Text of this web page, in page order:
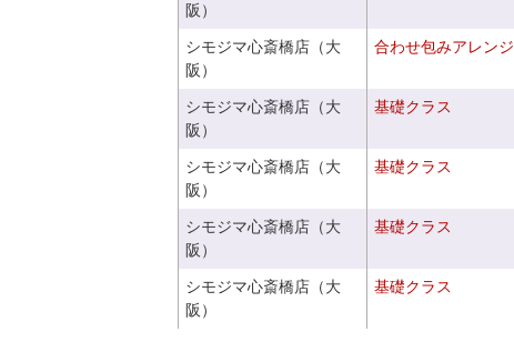
阪）
シモジマ心斎橋店（大
阪）
合わせ包みアレンジ
シモジマ心斎橋店（大
阪）
基礎クラス
シモジマ心斎橋店（大
阪）
基礎クラス
シモジマ心斎橋店（大
阪）
基礎クラス
シモジマ心斎橋店（大
阪）
基礎クラス